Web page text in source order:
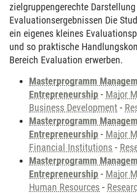
zielgruppengerechte
Evaluationsergebnissen Die
ein eigenes kleines
und so praktische
Bereich Evaluation erwerben.
Masterprogramm
Entrepreneurship - Major
Business Development -
Masterprogramm
Entrepreneurship - Major
Financial Institutions -
Masterprogramm
Entrepreneurship - Major
Human Resources -